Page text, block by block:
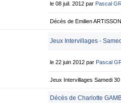
le 08 juil. 2012 par Pascal
Décès de Emilien
Jeux Intervillages -
le 22 juin 2012 par Pascal
Jeux Intervillages Samedi
Décès de Charlotte